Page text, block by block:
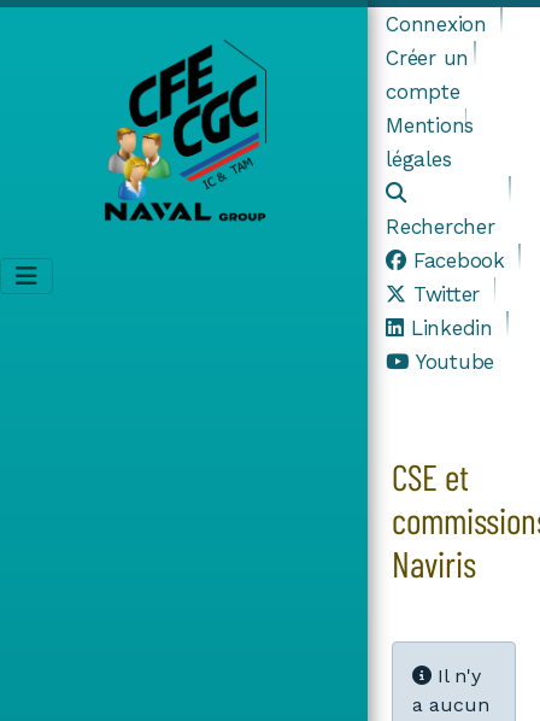
Connexion
Créer un
compte
Mentions
légales
Rechercher
Facebook
Twitter
Linkedin
Youtube
CSE et
Naviris
Info
Il n'y
a aucun